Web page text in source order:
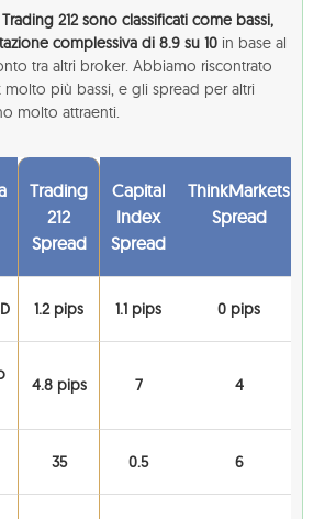
212 sono classificati come bassi,
complessiva di 8.9 su 10 in base al
tra altri broker. Abbiamo riscontrato
molto più bassi, e gli spread per altri
molto attraenti.
Trading
212
Spread
Capital
Index
Spread
ThinkMarkets
Spread
1.2 pips 1.1 pips 0 pips
4.8 pips 7 4
35 0.5 6